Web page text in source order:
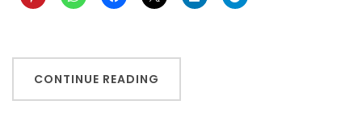
CONTINUE READING